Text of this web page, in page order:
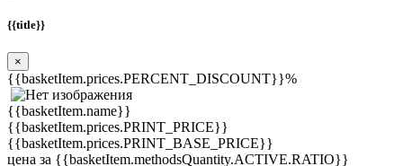
{{title}}
×
{{basketItem.prices.PERCENT_DISCOUNT}}%
{{basketItem.name}}
{{basketItem.prices.PRINT_PRICE}}
{{basketItem.prices.PRINT_BASE_PRICE}}
цена за {{basketItem.methodsQuantity.ACTIVE.RATIO}}